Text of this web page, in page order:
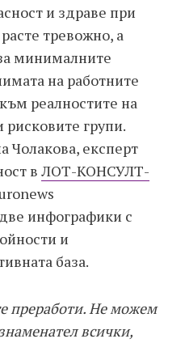
и здраве при
тревожно, а
минималните
на работните
реалностите на
групи.
Чолакова, експерт
в ЛОТ-КОНСУЛТ-
инфографики с
и
база.
преработи. Не можем
всички,